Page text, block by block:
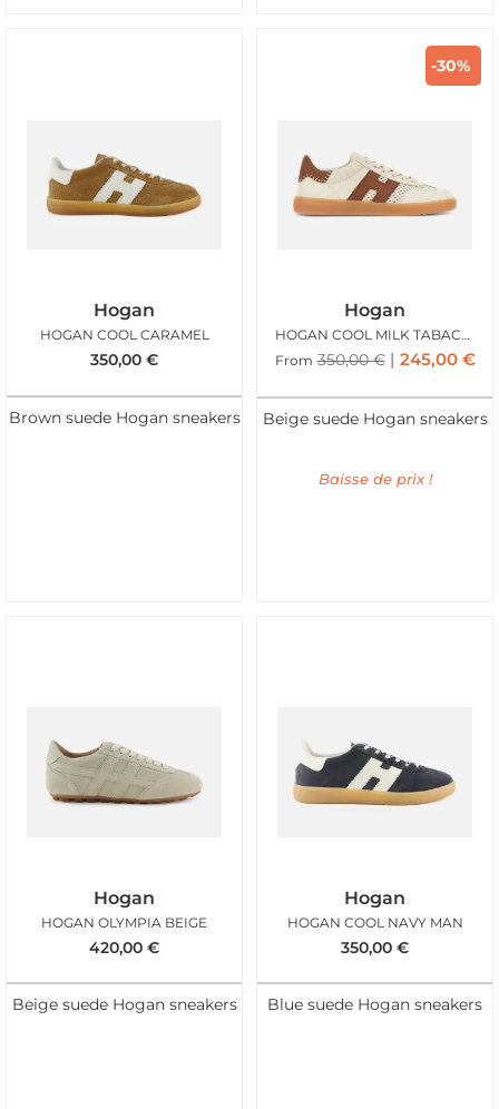
Hogan
HOGAN COOL CARAMEL
350,00 €
Brown suede Hogan sneakers
-30%
Hogan
HOGAN COOL MILK TABACCO
From 350,00€ 245,00 €
Beige suede Hogan sneakers
Baisse de prix !
Hogan
HOGAN OLYMPIA BEIGE
420,00 €
Beige suede Hogan sneakers
Hogan
HOGAN COOL NAVY MAN
350,00 €
Blue suede Hogan sneakers